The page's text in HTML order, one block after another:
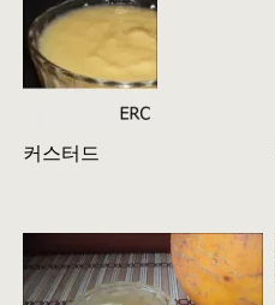
커스터드